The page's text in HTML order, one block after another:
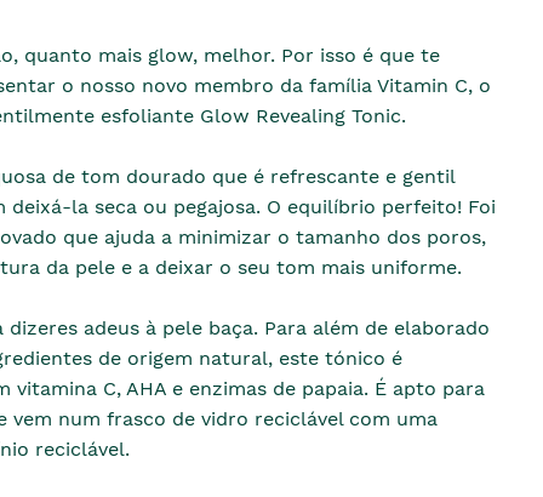
quanto mais glow, melhor. Por isso é que te
o nosso novo membro da família Vitamin C, o
esfoliante Glow Revealing Tonic.
de tom dourado que é refrescante e gentil
deixá-la seca ou pegajosa. O equilíbrio perfeito! Foi
que ajuda a minimizar o tamanho dos poros,
da pele e a deixar o seu tom mais uniforme.
adeus à pele baça. Para além de elaborado
de origem natural, este tónico é
vitamina C, AHA e enzimas de papaia. É apto para
vem num frasco de vidro reciclável com uma
reciclável.